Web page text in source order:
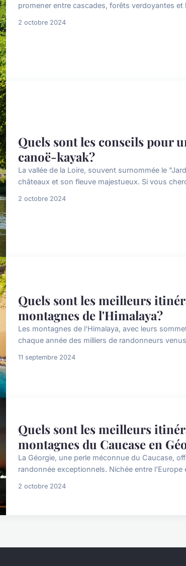
promener entre cascades, forêts verdoyantes
2 octobre 2024
Quels sont les conseils pour
canoë-kayak?
La vallée de la Loire, souvent surnommée le
châteaux et son fleuve majestueux. Si vous
2 octobre 2024
Quels sont les meilleurs
montagnes de l'Himalaya?
Les montagnes de l'Himalaya, avec leurs
chaque année des milliers de randonneurs
11 septembre 2024
Quels sont les meilleurs
montagnes du Caucase en
La Géorgie, une perle méconnue du Caucase,
randonnée exceptionnels. Nichée entre
2 octobre 2024